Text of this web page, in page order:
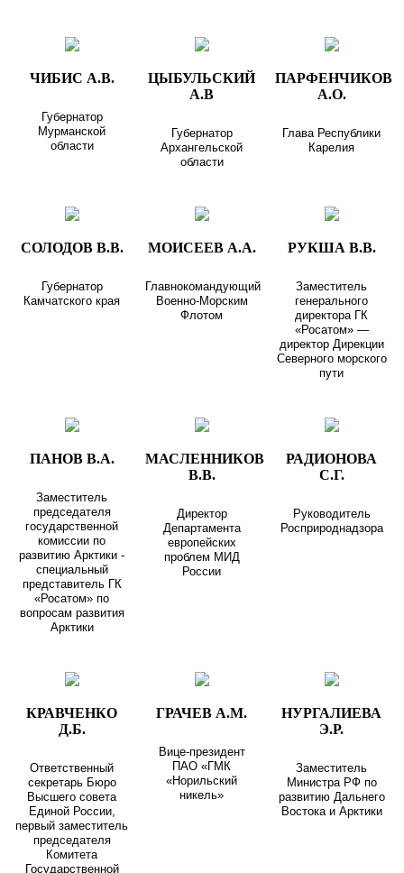
ЧИБИС А.В.
Губернатор
Мурманской
области
ЦЫБУЛЬСКИЙ
А.В
Губернатор
Архангельской
области
ПАРФЕНЧИКОВ
А.О.
Глава Республики
Карелия
СОЛОДОВ В.В.
Губернатор
Камчатского края
МОИСЕЕВ А.А.
Главнокомандующий
Военно-Морским
Флотом
РУКША В.В.
Заместитель
генерального
директора ГК
«Росатом» —
директор Дирекции
Северного морского
пути
ПАНОВ В.А.
Заместитель
председателя
государственной
комиссии по
развитию Арктики -
специальный
представитель ГК
«Росатом» по
вопросам развития
Арктики
МАСЛЕННИКОВ
В.В.
Директор
Департамента
европейских
проблем МИД
России
РАДИОНОВА
С.Г.
Руководитель
Росприроднадзора
КРАВЧЕНКО
Д.Б.
Ответственный
секретарь Бюро
Высшего совета
Единой России,
первый заместитель
председателя
Комитета
Государственной
ГРАЧЕВ А.М.
Вице-президент
ПАО «ГМК
«Норильский
никель»
НУРГАЛИЕВА
Э.Р.
Заместитель
Министра РФ по
развитию Дальнего
Востока и Арктики